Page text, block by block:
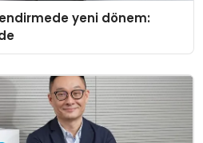
yeni dönem: